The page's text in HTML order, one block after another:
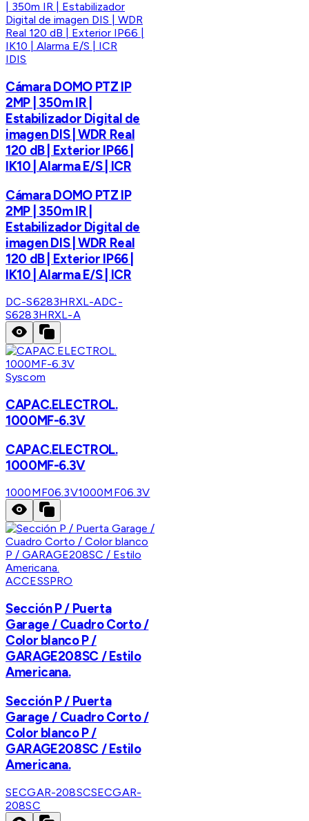
IDIS
Cámara DOMO PTZ IP
2MP | 350m IR |
Estabilizador Digital de
imagen DIS | WDR Real
120 dB | Exterior IP66 |
IK10 | Alarma E/S | ICR
Cámara DOMO PTZ IP
2MP | 350m IR |
Estabilizador Digital de
imagen DIS | WDR Real
120 dB | Exterior IP66 |
IK10 | Alarma E/S | ICR
DC-S6283HRXL-ADC-
S6283HRXL-A
Syscom
CAPAC.ELECTROL.
1000MF-6.3V
CAPAC.ELECTROL.
1000MF-6.3V
1000MF06.3V1000MF06.3V
ACCESSPRO
Sección P / Puerta
Garage / Cuadro Corto /
Color blanco P /
GARAGE208SC / Estilo
Americana.
Sección P / Puerta
Garage / Cuadro Corto /
Color blanco P /
GARAGE208SC / Estilo
Americana.
SECGAR-208SCSECGAR-
208SC